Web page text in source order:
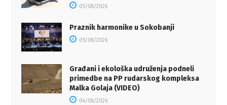
05/08/2026
Praznik harmonike u Sokobanji
05/08/2026
Građani i ekološka udruženja podneli
primedbe na PP rudarskog kompleksa
Malka Golaja (VIDEO)
04/08/2026